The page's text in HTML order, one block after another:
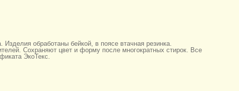
обработаны бейкой, в поясе втачная резинка.
Сохраняют цвет и форму после многократных стирок. Все
ЭкоТекс.